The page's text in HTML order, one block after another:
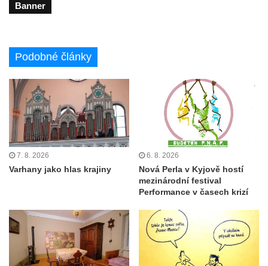
Banner
Podobné články
7. 8. 2026
Varhany jako hlas krajiny
6. 8. 2026
Nová Perla v Kyjově hostí
mezinárodní festival
Performance v časech krizí